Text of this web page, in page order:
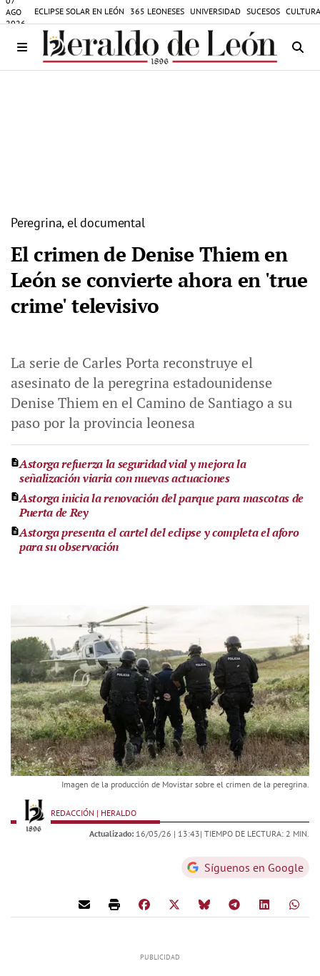
AGO
2026
ECLIPSE SOLAR EN LEÓN 365 LEONESES UNIVERSIDAD SUCESOS
Peregrina, el documental
El crimen de Denise Thiem en
León se convierte ahora en 'true
crime' televisivo
La serie de Carles Porta reconstruye el
asesinato de la peregrina estadounidense
Denise Thiem en el Camino de Santiago a su
paso por la provincia leonesa
Astorga refuerza la seguridad vial y mejora la
señalización viaria con nuevas actuaciones
Astorga inicia la renovación del parque para mascotas de
Puerta de Rey
Astorga presenta el cartel del eclipse y completa el aforo
para su observación
Imagen de la producción de Movistar sobre el crimen de la peregrina.
REDACCIÓN | HERALDO
Actualizado: 16/05/26 | 13:43| TIEMPO DE LECTURA: 2 MIN.
Síguenos en Google